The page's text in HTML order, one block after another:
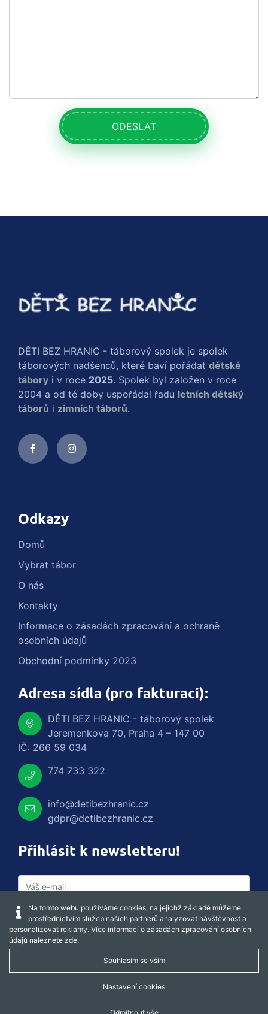
ODESLAT
DĚTI BEZ HRANIC - táborový spolek je spolek
táborových nadšenců, které baví pořádat dětské
tábory i v roce 2025. Spolek byl založen v roce
2004 a od té doby uspořádal řadu letních dětský
táborů i zimních táborů.
Odkazy
Domů
Vybrat tábor
O nás
Kontakty
Informace o zásadách zpracování a ochraně
osobních údajů
Obchodní podmínky 2023
Adresa sídla (pro fakturaci):
DĚTI BEZ HRANIC - táborový spolek
Jeremenkova 70, Praha 4 – 147 00
IČ: 266 59 034
774 733 322
info@detibezhranic.cz
gdpr@detibezhranic.cz
Přihlásit k newsletteru!
Captcha obnovit
Na tomto webu používáme cookies, na jejichž základě můžeme
prostřednictvím služeb našich partnerů analyzovat návštěvnost a
personalizovat reklamy. Více informací o zásadách zpracování osobních
údajů naleznete zde.
Souhlasím se vším
Nastavení cookies